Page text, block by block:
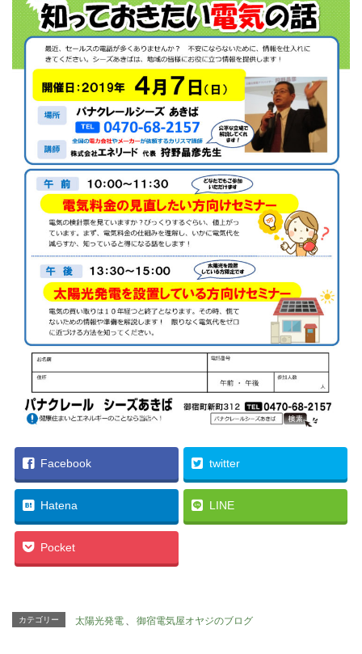
Facebook twitter
Hatena LINE
Pocket
カテゴリー 太陽光発電 御宿電気屋オヤジのブログ